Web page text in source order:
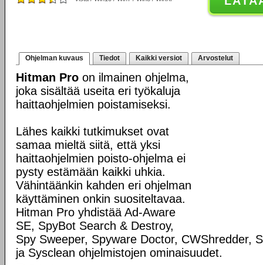
Ohjelman kuvaus Tiedot Kaikki versiot Arvostelut
Hitman Pro on ilmainen ohjelma,
joka sisältää useita eri työkaluja
haittaohjelmien poistamiseksi.
Lähes kaikki tutkimukset ovat
samaa mieltä siitä, että yksi
haittaohjelmien poisto-ohjelma ei
pysty estämään kaikki uhkia.
Vähintäänkin kahden eri ohjelman
käyttäminen onkin suositeltavaa.
Hitman Pro yhdistää Ad-Aware
SE, SpyBot Search & Destroy,
Spy Sweeper, Spyware Doctor, CWShredder,
ja Sysclean ohjelmistojen ominaisuudet.